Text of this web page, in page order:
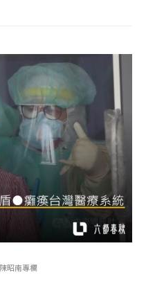
陳昭南專欄